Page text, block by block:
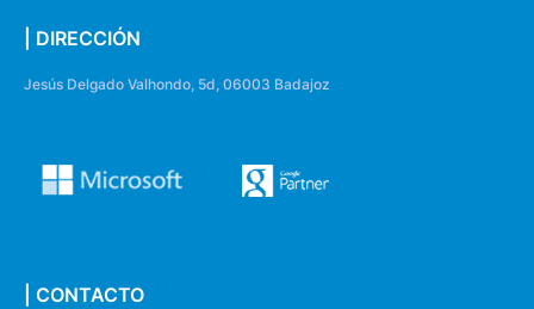
| DIRECCIÓN
Jesús Delgado Valhondo, 5d, 06003 Badajoz
| CONTACTO